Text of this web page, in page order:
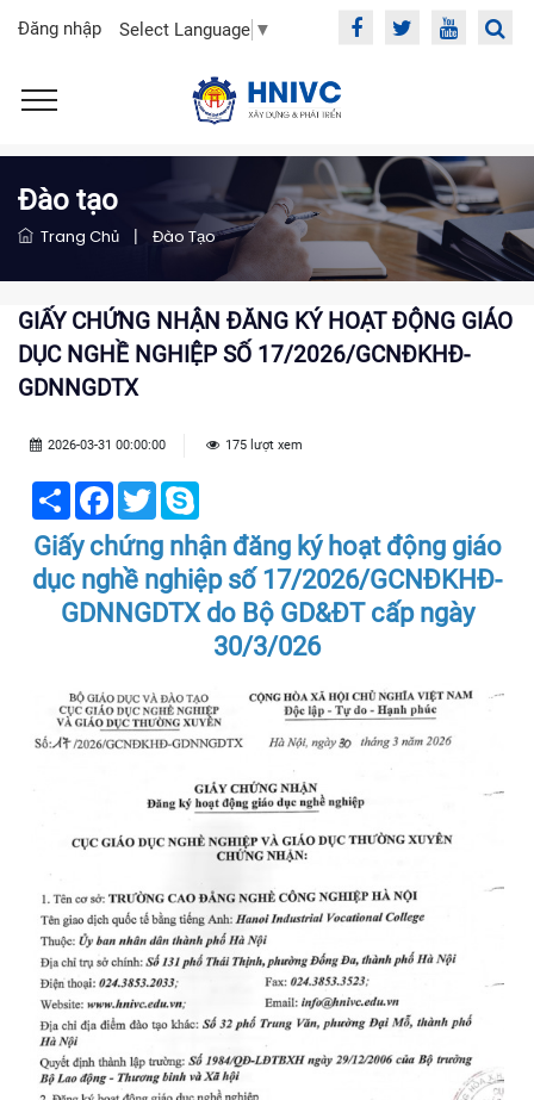
Đăng nhập Select Language ▼
Đào tạo
Trang Chủ | Đào Tạo
GIẤY CHỨNG NHẬN ĐĂNG KÝ HOẠT ĐỘNG GIÁO
DỤC NGHỀ NGHIỆP SỐ 17/2026/GCNĐKHĐ-
GDNNGDTX
2026-03-31 00:00:00 175 lượt xem
Share Facebook
Twitter
Giấy chứng nhận đăng ký hoạt động giáo
dục nghề nghiệp số 17/2026/GCNĐKHĐ-
GDNNGDTX do Bộ GD&ĐT cấp ngày
30/3/026